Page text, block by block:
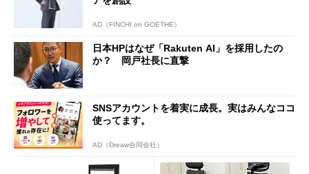
AD（FINCHI on GOETHE）
日本HPはなぜ「Rakuten AI」を採用したの
か？ 岡戸社長に直撃
SNSアカウントを着実に成長。実はみんなココ
使ってます。
AD（Dreaw合同会社）